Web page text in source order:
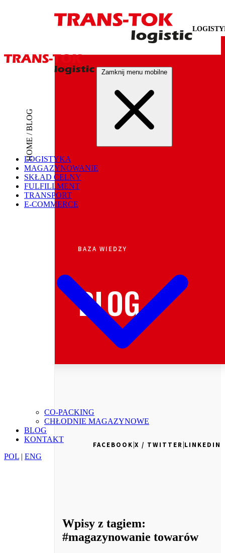
Zamknij menu mobilne
LOGISTYKA
MAGAZYNOWANIE
SKŁAD CELNY
FULFILLMENT
TRANSPORT
E-COMMERCE
CO-PACKING
CHŁODNIE MAGAZYNOWE
BLOG
KONTAKT
POL | ENG
HOME / BLOG
BAZA WIEDZY
BLOG
FACEBOOK|X / TWITTER|LINKEDIN
Wpisy z tagiem:
#magazynowanie towarów